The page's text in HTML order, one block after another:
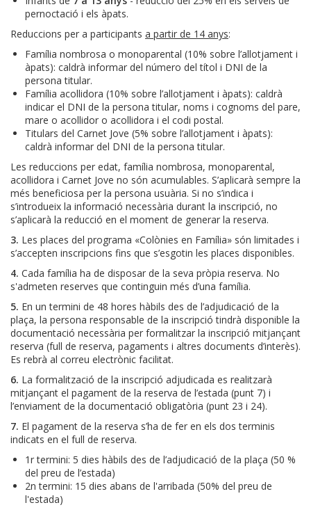
pernoctació i els àpats.
Reduccions per a participants a partir de 14 anys:
Família nombrosa o monoparental (10% sobre l’allotjament i
àpats): caldrà informar del número del títol i DNI de la
persona titular.
Família acollidora (10% sobre l’allotjament i àpats): caldrà
indicar el DNI de la persona titular, noms i cognoms del pare,
mare o acollidor o acollidora i el codi postal.
Titulars del Carnet Jove (5% sobre l’allotjament i àpats):
caldrà informar del DNI de la persona titular.
Les reduccions per edat, família nombrosa, monoparental,
acollidora i Carnet Jove no són acumulables. S’aplicarà sempre la
més beneficiosa per la persona usuària. Si no s’indica i
s’introdueix la informació necessària durant la inscripció, no
s’aplicarà la reducció en el moment de generar la reserva.
3. Les places del programa «Colònies en Família» són limitades i
s’accepten inscripcions fins que s’esgotin les places disponibles.
4. Cada família ha de disposar de la seva pròpia reserva. No
s'admeten reserves que continguin més d’una família.
5. En un termini de 48 hores hàbils des de l’adjudicació de la
plaça, la persona responsable de la inscripció tindrà disponible la
documentació necessària per formalitzar la inscripció mitjançant
reserva (full de reserva, pagaments i altres documents d’interès).
Es rebrà al correu electrònic facilitat.
6. La formalització de la inscripció adjudicada es realitzarà
mitjançant el pagament de la reserva de l’estada (punt 7) i
l’enviament de la documentació obligatòria (punt 23 i 24).
7. El pagament de la reserva s’ha de fer en els dos terminis
indicats en el full de reserva.
1r termini: 5 dies hàbils des de l’adjudicació de la plaça (50 %
del preu de l’estada)
2n termini: 15 dies abans de l'arribada (50% del preu de
l'estada)